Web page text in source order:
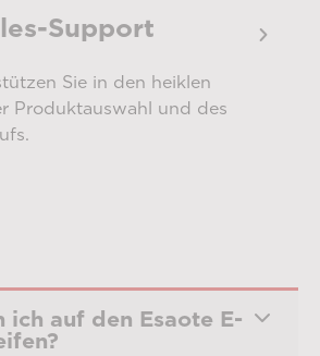
Support
Sie in den heiklen
Produktauswahl und des
ich auf den Esaote E-